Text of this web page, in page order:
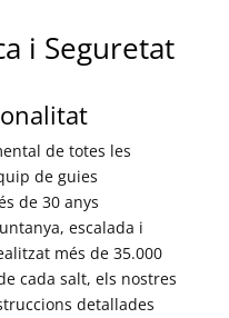
i Seguretat
de totes les
de guies
de 30 anys
escalada i
més de 35.000
cada salt, els nostres
detallades